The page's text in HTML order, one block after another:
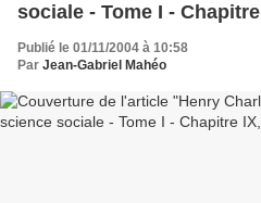
sociale - Tome I -
Publié le 01/11/2004 à 10:58
Par Jean-Gabriel Mahéo